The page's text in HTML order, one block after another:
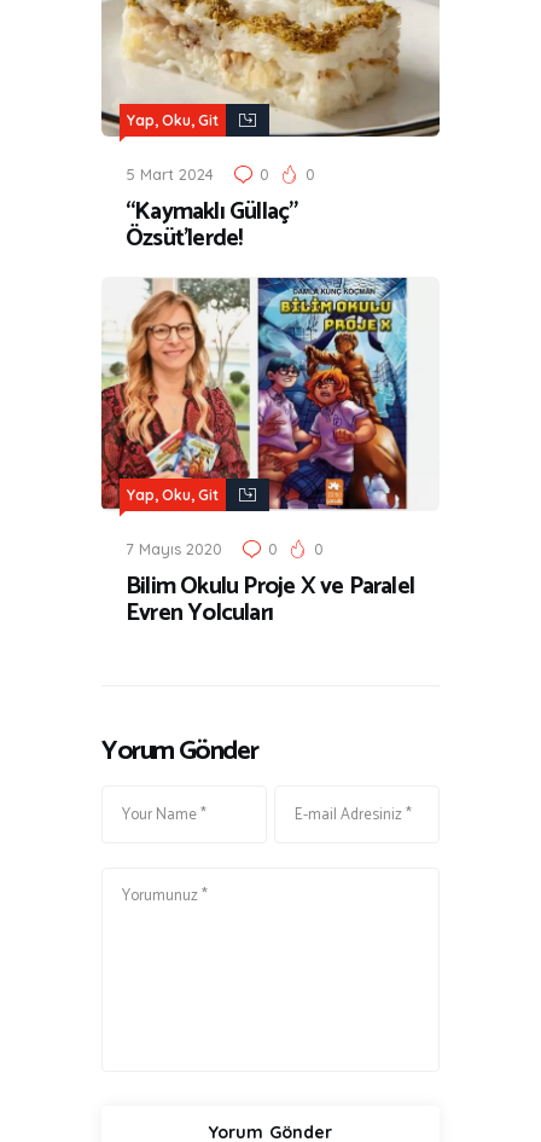
Yap, Oku, Git
5 Mart 2024 0 0
“Kaymaklı Güllaç”
Özsüt’lerde!
Yap, Oku, Git
7 Mayıs 2020 0 0
Bilim Okulu Proje X ve Paralel
Evren Yolcuları
Yorum Gönder